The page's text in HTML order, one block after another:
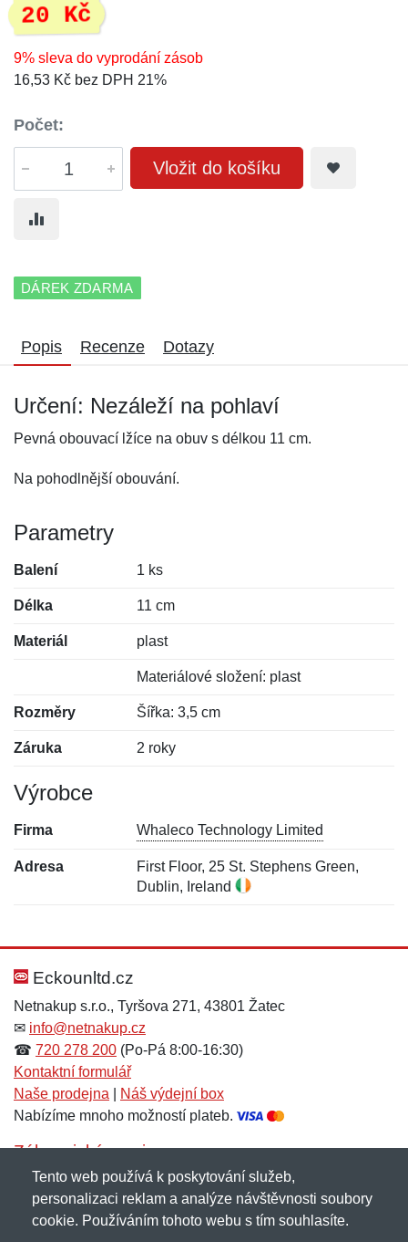
20 Kč
9% sleva do vyprodání zásob
16,53 Kč bez DPH 21%
Počet:
Vložit do košíku
DÁREK ZDARMA
Popis Recenze Dotazy
Určení: Nezáleží na pohlaví
Pevná obouvací lžíce na obuv s délkou 11 cm.
Na pohodlnější obouvání.
Parametry
Balení 1 ks
Délka 11 cm
Materiál plast
Materiálové složení: plast
Rozměry Šířka: 3,5 cm
Záruka 2 roky
Výrobce
Firma Whaleco Technology Limited
Adresa
First Floor, 25 St. Stephens Green,
Dublin, Ireland
Hodnocení:
Jméno: *
Zpráva*
Jméno:
E-mail:*
Eckounltd.cz
Netnakup s.r.o., Tyršova 271, 43801 Žatec
✉ info@netnakup.cz
☎ 720 278 200 (Po-Pá 8:00-16:30)
Kontaktní formulář
Naše prodejna
Náš výdejní box
Nabízíme mnoho možností plateb.
Zákaznický servis
Novinky emailem
Tento web používá k poskytování služeb,
personalizaci reklam a analýze návštěvnosti soubory
cookie. Používáním tohoto webu s tím souhlasíte.